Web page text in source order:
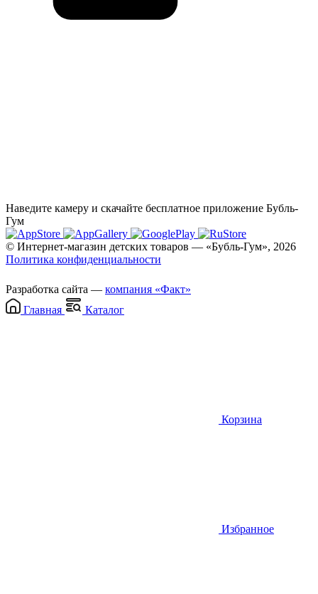
Наведите камеру и скачайте бесплатное приложение Бубль-
Гум
© Интернет-магазин детских товаров — «Бубль-Гум», 2026
Политика конфиденциальности
Разработка сайта — компания «Факт»
Главная
Каталог
Корзина
Избранное